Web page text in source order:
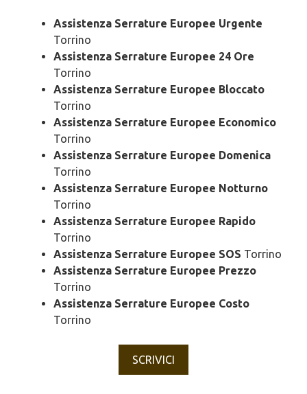
Assistenza Serrature Europee Urgente
Torrino
Assistenza Serrature Europee 24 Ore
Torrino
Assistenza Serrature Europee Bloccato
Torrino
Assistenza Serrature Europee Economico
Torrino
Assistenza Serrature Europee Domenica
Torrino
Assistenza Serrature Europee Notturno
Torrino
Assistenza Serrature Europee Rapido
Torrino
Assistenza Serrature Europee SOS Torrino
Assistenza Serrature Europee Prezzo
Torrino
Assistenza Serrature Europee Costo
Torrino
SCRIVICI